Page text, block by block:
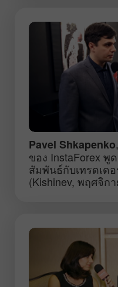
Pavel Shkapenko
ของ InstaForex
สัมพันธ์กับเทรดเด
(Kishinev, พฤศจิก